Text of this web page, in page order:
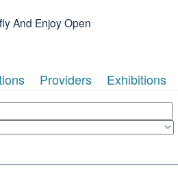
And Enjoy Open
Providers Exhibitions